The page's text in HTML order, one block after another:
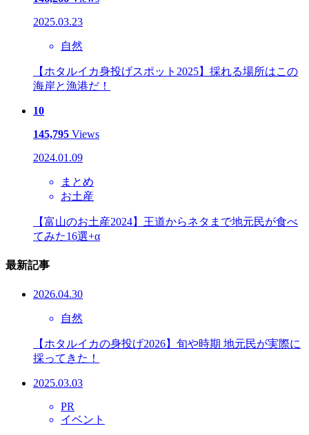
2025.03.23
自然
【ホタルイカ身投げスポット2025】採れる場所はこの
海岸と漁港だ！
10
145,795 Views
2024.01.09
まとめ
お土産
【富山のお土産2024】王道からネタまで地元民が食べ
てみた16選+α
最新記事
2026.04.30
自然
【ホタルイカの身投げ2026】旬や時期 地元民が実際に
採ってきた！
2025.03.03
PR
イベント